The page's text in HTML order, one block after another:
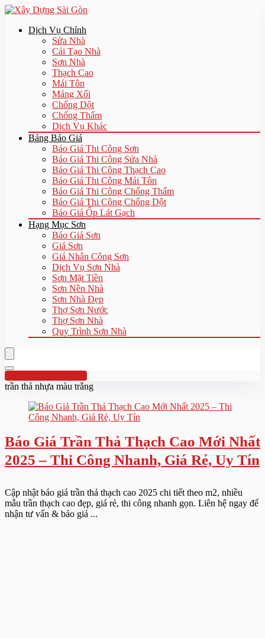
Dịch Vụ Chính
Sửa Nhà
Cải Tạo Nhà
Sơn Nhà
Thạch Cao
Mái Tôn
Máng Xối
Chống Dột
Chống Thấm
Dịch Vụ Khác
Bảng Báo Giá
Báo Giá Thi Công Sơn
Báo Giá Thi Công Sửa Nhà
Báo Giá Thi Công Thạch Cao
Báo Giá Thi Công Mái Tôn
Báo Giá Thi Công Chống Thấm
Báo Giá Thi Công Chống Dột
Báo Giá Ốp Lát Gạch
Hạng Mục Sơn
Báo Giá Sơn
Giá Sơn
Giá Nhân Công Sơn
Dịch Vụ Sơn Nhà
Sơn Mặt Tiền
Sơn Nền Nhà
Sơn Nhà Đẹp
Thợ Sơn Nước
Thợ Sơn Nhà
Quy Trình Sơn Nhà
Hotline:0961 894 472
trần thả nhựa màu trắng
Báo Giá Trần Thả Thạch Cao Mới Nhất
2025 – Thi Công Nhanh, Giá Rẻ, Uy Tín
Cập nhật báo giá trần thả thạch cao 2025 chi tiết theo m2, nhiều
mẫu trần thạch cao đẹp, giá rẻ, thi công nhanh gọn. Liên hệ ngay để
nhận tư vấn & báo giá ...